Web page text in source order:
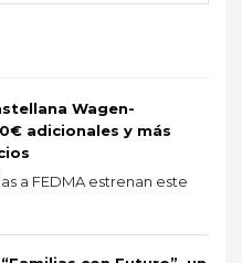
Wagen-
adicionales y más
a FEDMA estrenan este